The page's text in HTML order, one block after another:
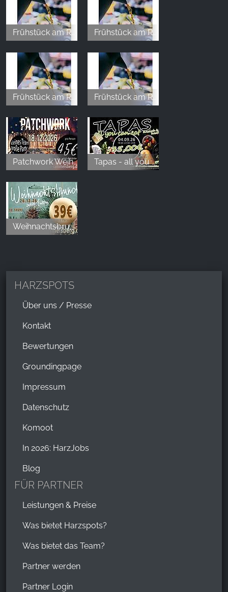
Frühstück am Rammelsberg Frühstück am Rammelsberg
Frühstück am Rammelsberg Frühstück am Rammelsberg
Patchwork Weihnachten Tapas - all you can eat
Weihnachtsbrunch
HARZSPOTS
Über uns / Presse
Kontakt
Bewertungen
Groundingpage
Impressum
Datenschutz
Komoot
In 2026: HarzJobs
Blog
FÜR PARTNER
Leistungen & Preise
Was bietet Harzspots?
Was bietet das Team?
Partner werden
Partner Login